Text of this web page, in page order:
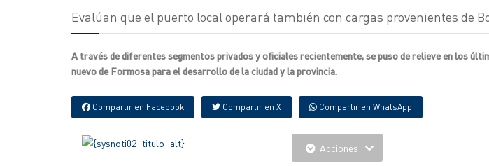
Evalúan que el puerto local operará también con cargas provenientes de
A través de diferentes segmentos privados y oficiales recientemente, se puso de relieve en los
nuevo de Formosa para el desarrollo de la ciudad y la provincia.
Compartir en Facebook Compartir en X Compartir en WhatsApp
Acciones